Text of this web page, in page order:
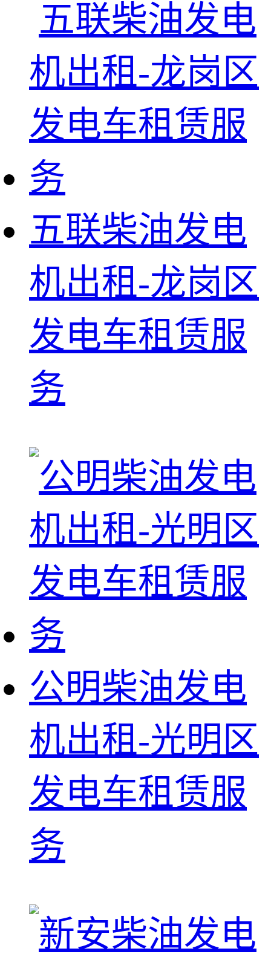
五联柴油发电
机出租-龙岗区
发电车租赁服
务
公明柴油发电
机出租-光明区
发电车租赁服
务